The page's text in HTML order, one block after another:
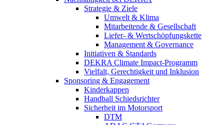
Strategie & Ziele
Umwelt & Klima
Mitarbeitende & Gesellschaft
Liefer- & Wertschöpfungskette
Management & Governance
Initiativen & Standards
DEKRA Climate Impact-Programm
Vielfalt, Gerechtigkeit und Inklusion​
Sponsoring & Engagement
Kinderkappen
Handball Schiedsrichter
Sicherheit im Motorsport
DTM